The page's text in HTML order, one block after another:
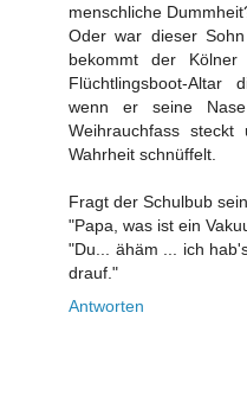
menschliche
Oder war dieser
bekommt der Kölner
Flüchtlingsboot-Altar
wenn er seine
Weihrauchfass
Wahrheit schnüffelt.
Fragt der Schulbub
"Papa, was ist ein
"Du... ähäm ... ich
drauf."
Antworten